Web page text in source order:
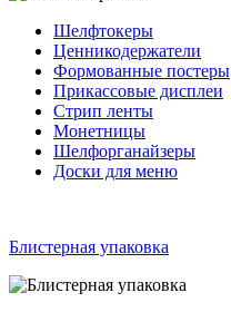
Шелфтокеры
Ценникодержатели
Формованные постеры
Прикассовые дисплеи
Стрип ленты
Монетницы
Шелфорганайзеры
Доски для меню
Блистерная упаковка